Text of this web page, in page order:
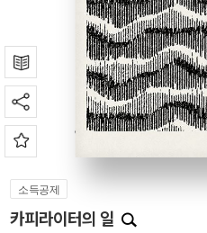
소득공제
카피라이터의 일